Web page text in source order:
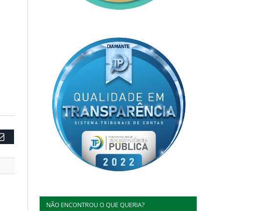
Email
NÃO ENCONTROU O QUE QUERIA?